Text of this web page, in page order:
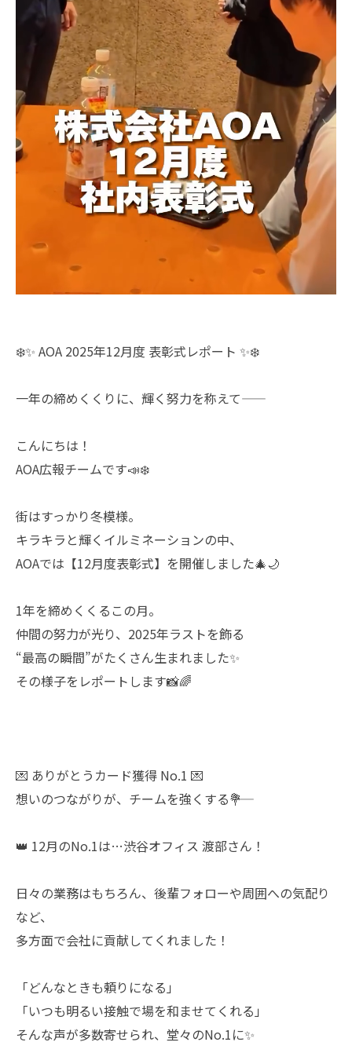
❄️✨ AOA 2025年12月度 表彰式レポート ✨❄️
一年の締めくくりに、輝く努力を称えて――
こんにちは！
AOA広報チームです📣❄️
街はすっかり冬模様。
キラキラと輝くイルミネーションの中、
AOAでは【12月度表彰式】を開催しました🎄🌙
1年を締めくくるこの月。
仲間の努力が光り、2025年ラストを飾る
“最高の瞬間”がたくさん生まれました✨
その様子をレポートします📸🌈
💌 ありがとうカード獲得 No.1 💌
想いのつながりが、チームを強くする――💐
👑 12月のNo.1は…渋谷オフィス 渡部さん！
日々の業務はもちろん、後輩フォローや周囲への気配り
など、
多方面で会社に貢献してくれました！
「どんなときも頼りになる」
「いつも明るい接触で場を和ませてくれる」
そんな声が多数寄せられ、堂々のNo.1に✨